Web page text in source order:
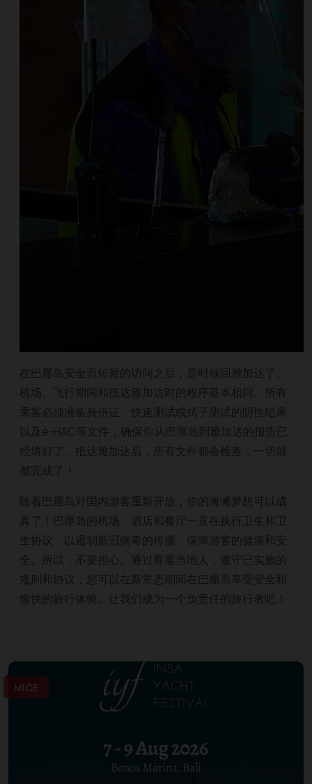
在巴厘岛安全而短暂的访问之后，是时候回雅加达了。
机场、飞行期间和抵达雅加达时的程序基本相同。所有
乘客必须准备身份证、快速测试或拭子测试的阴性结果
以及e-HAC等文件，确保你从巴厘岛到雅加达的报告已
经填好了。抵达雅加达后，所有文件都会检查，一切就
都完成了！
随着巴厘岛对国内游客重新开放，你的海滩梦想可以成
真了！巴厘岛的机场、酒店和餐厅一直在执行卫生和卫
生协议，以遏制新冠病毒的传播，保障游客的健康和安
全。所以，不要担心。通过尊重当地人，遵守已实施的
规则和协议，您可以在新常态期间在巴厘岛享受安全和
愉快的旅行体验。让我们成为一个负责任的旅行者吧！
MICE